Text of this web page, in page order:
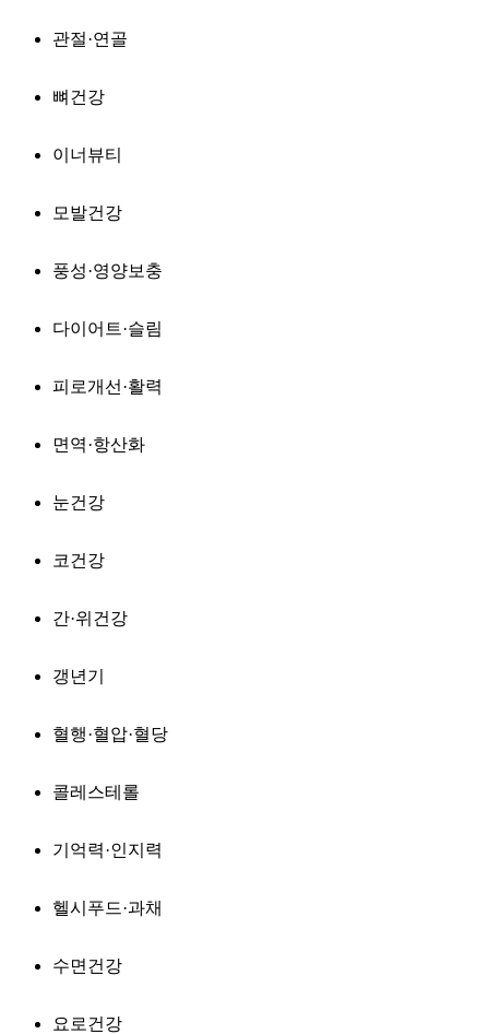
관절·연골
뼈건강
이너뷰티
모발건강
풍성·영양보충
다이어트·슬림
피로개선·활력
면역·항산화
눈건강
코건강
간·위건강
갱년기
혈행·혈압·혈당
콜레스테롤
기억력·인지력
헬시푸드·과채
수면건강
요로건강